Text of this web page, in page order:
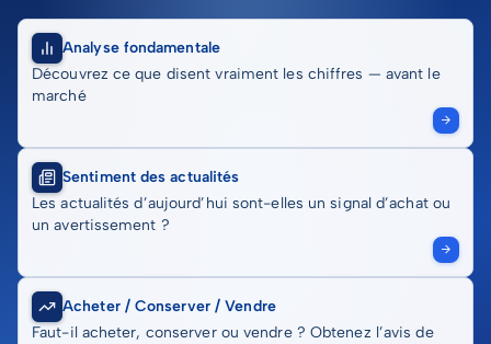
Analyse fondamentale
Découvrez ce que disent vraiment les chiffres — avant le
marché
Sentiment des actualités
Les actualités d’aujourd’hui sont-elles un signal d’achat ou
un avertissement ?
Acheter / Conserver / Vendre
Faut-il acheter, conserver ou vendre ? Obtenez l’avis de